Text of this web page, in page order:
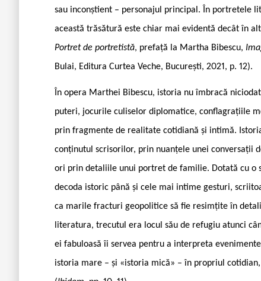
sau inconștient – personajul principal. În portretele
această trăsătură este chiar mai evidentă decât în
Portret de portretistă, prefață la Martha Bibescu,
Bulai, Editura Curtea Veche, București, 2021, p. 12).
În opera Marthei Bibescu, istoria nu îmbracă
puteri, jocurile culiselor diplomatice, conflagrațiile
prin fragmente de realitate cotidiană și intimă.
conținutul scrisorilor, prin nuanțele unei
ori prin detaliile unui portret de familie. Dotată cu o
decoda istoric până și cele mai intime gesturi,
ca marile fracturi geopolitice să fie resimțite în
literatura, trecutul era locul său de refugiu atunci
ei fabuloasă îi servea pentru a interpreta
istoria mare – și «istoria mică» – în propriul